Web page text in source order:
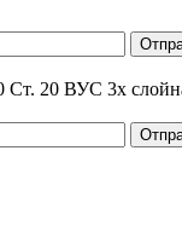
Ст. 20 ВУС 3х